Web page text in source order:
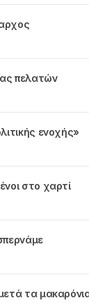
πελατών
ενοχής»
στο χαρτί
τα